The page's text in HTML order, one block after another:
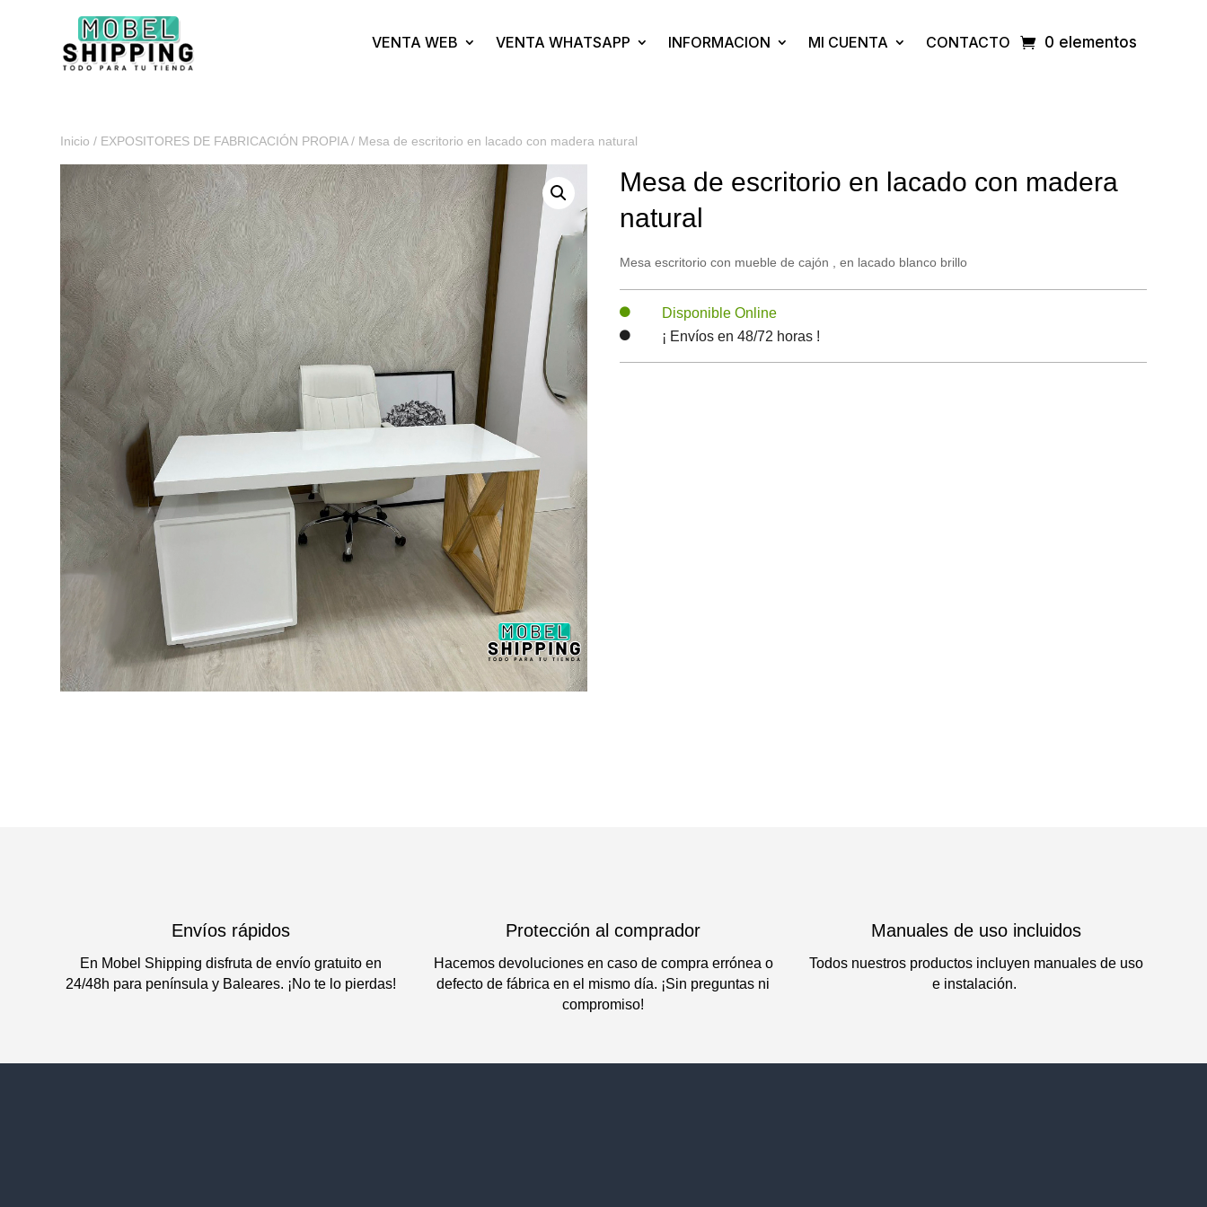
VENTA WEB VENTA WHATSAPP INFORMACION MI CUENTA CONTACTO 0 elementos
Inicio / EXPOSITORES DE FABRICACIÓN PROPIA/ Mesa de escritorio en lacado con madera natural
Mesa de escritorio en lacado con madera
natural
Mesa escritorio con mueble de cajón , en lacado blanco brillo
 Disponible Online
 ¡ Envíos en 48/72 horas !
Envíos rápidos
En Mobel Shipping disfruta de envío gratuito en
24/48h para península y Baleares. ¡No te lo pierdas!
Protección al comprador
Hacemos devoluciones en caso de compra errónea o
defecto de fábrica en el mismo día. ¡Sin preguntas ni
compromiso!
Manuales de uso incluidos
Todos nuestros productos incluyen manuales de uso
e instalación.